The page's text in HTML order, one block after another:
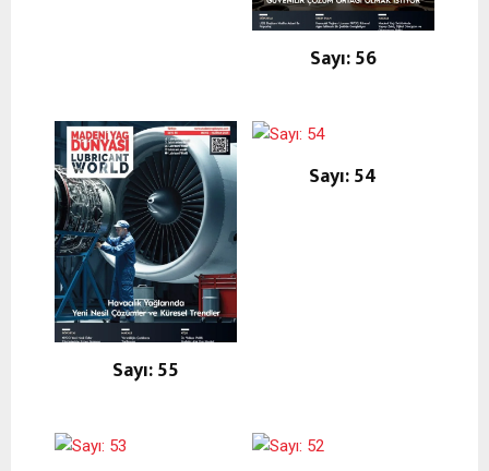
Sayı: 56
Sayı: 55
Sayı: 54